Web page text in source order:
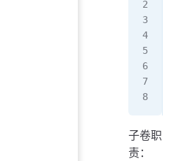
子卷职
责：